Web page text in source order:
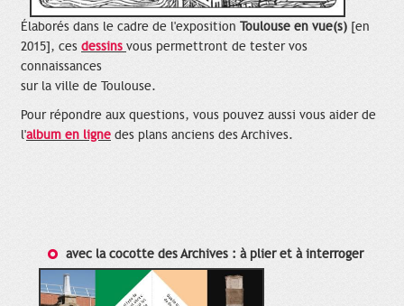
Élaborés dans le cadre de l'exposition Toulouse en vue(s) [en
2015], ces dessins vous permettront de tester vos
connaissances
sur la ville de Toulouse.
Pour répondre aux questions, vous pouvez aussi vous aider de
l'album en ligne des plans anciens des Archives.
avec la cocotte des Archives : à plier et à interroger